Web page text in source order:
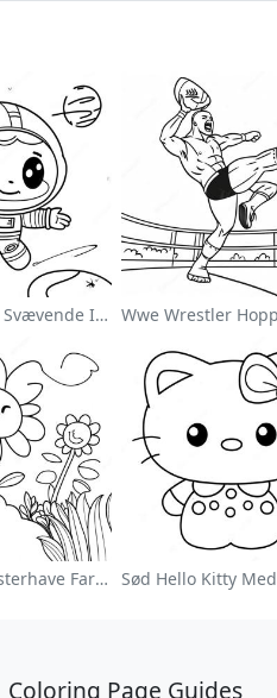
Sød Astronaut Svævende I Rummet Farvelægningsside
Farverig Blomsterhave Farvelægningsside
Coloring Page Guides